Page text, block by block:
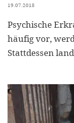
19.07.2018
Psychische
häufig vor,
Stattdessen